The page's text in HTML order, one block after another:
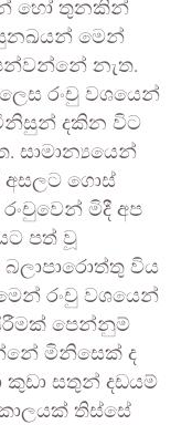
හෝ තුනකින්
මෙන්
නැත.
රංචු වශයෙන්
දකින විට
සාමාන්‍යයෙන්
අසලට ගොස්
මිදී අප
පත් වූ
විය
රංචු වශයෙන්
පෙන්නුම්
මිනිසෙක් ද
සතුන් දඩයම්
තිස්සේ